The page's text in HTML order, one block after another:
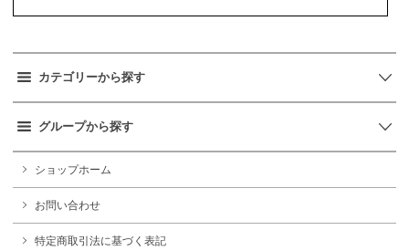
カテゴリーから探す
グループから探す
ショップホーム
お問い合わせ
特定商取引法に基づく表記